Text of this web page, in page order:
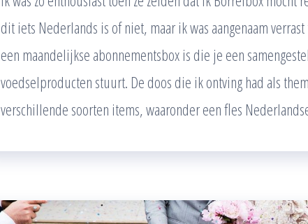
dit iets Nederlands is of niet, maar ik was aangenaam
een maandelijkse abonnementsbox is die je een
voedselproducten stuurt. De doos die ik ontving had als
verschillende soorten items, waaronder een fles